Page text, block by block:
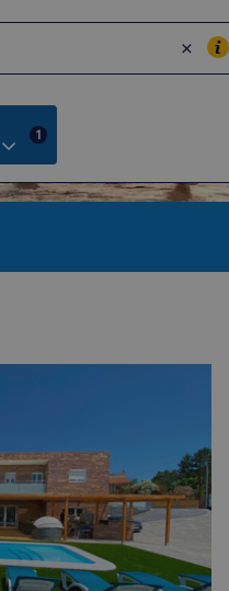
×
1